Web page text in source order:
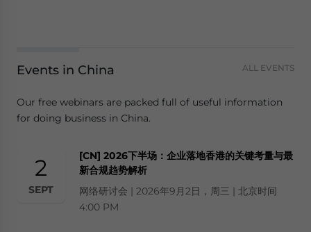
Events in China ALL EVENTS
Our free webinars are packed full of useful information
for doing business in China.
2
SEPT
[CN] 2026下半场：企业落地香港的关键考量与最
新合规趋势解析
网络研讨会 | 2026年9月2日，周三 | 北京时间
4:00 PM